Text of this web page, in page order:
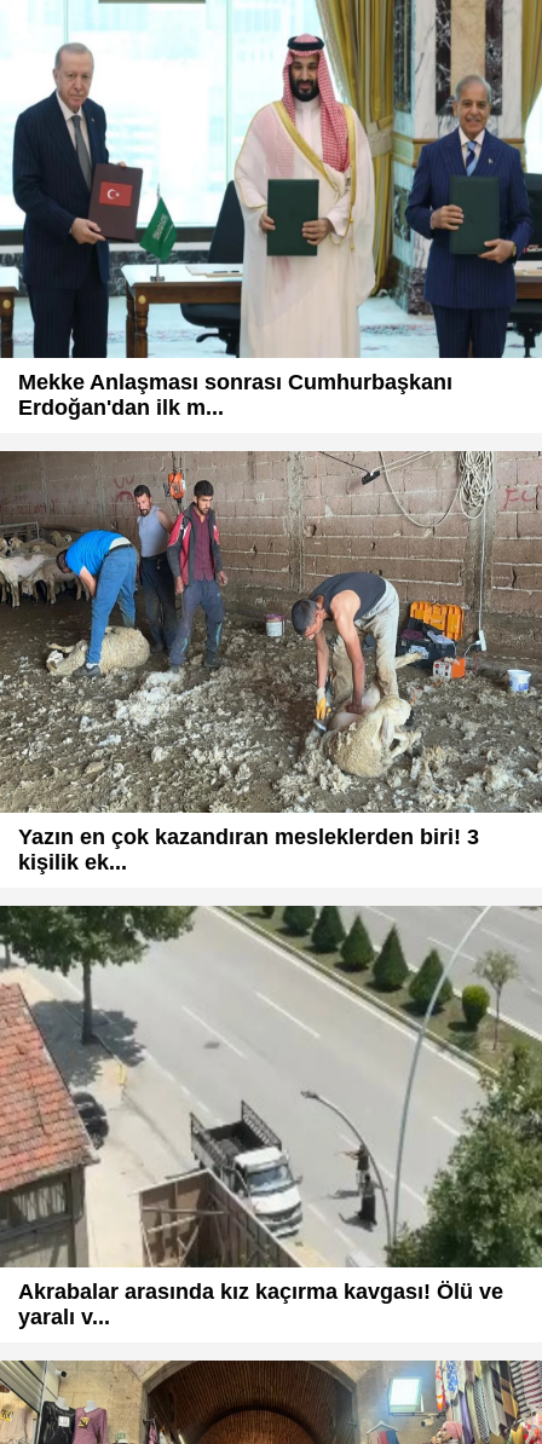
Mekke Anlaşması sonrası Cumhurbaşkanı
Erdoğan'dan ilk m...
Yazın en çok kazandıran mesleklerden biri! 3
kişilik ek...
Akrabalar arasında kız kaçırma kavgası! Ölü ve
yaralı v...